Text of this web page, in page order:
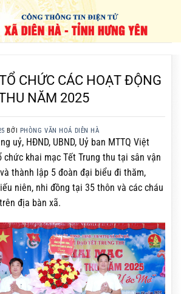
CHỨC CÁC HOẠT ĐỘNG
NĂM 2025
BỞI PHÒNG VĂN HOÁ DIÊN HÀ
uỷ, HĐND, UBND, Uỷ ban MTTQ Việt
chức khai mạc Tết Trung thu tại sân vận
thành lập 5 đoàn đại biểu đi thăm,
niên, nhi đồng tại 35 thôn và các cháu
địa bàn xã.